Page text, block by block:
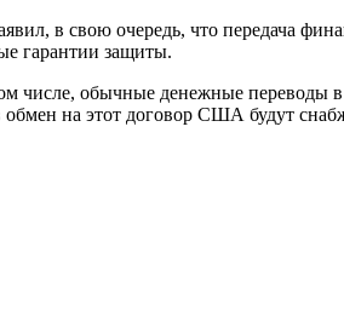
в свою очередь, что передача
гарантии защиты.
числе, обычные денежные переводы
на этот договор США будут